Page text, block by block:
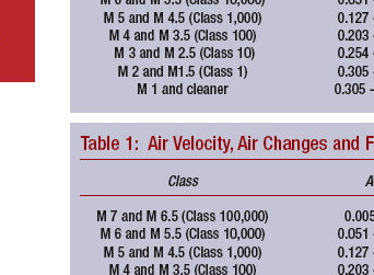
中效f7空气过滤器的寿命受哪些因素影响